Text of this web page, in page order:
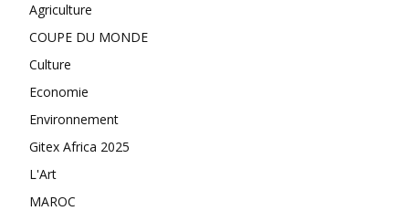
Agriculture
COUPE DU MONDE
Culture
Economie
Environnement
Gitex Africa 2025
L'Art
MAROC